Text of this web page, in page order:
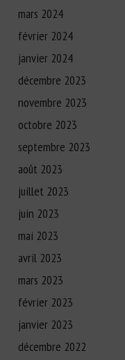
mars 2024
février 2024
janvier 2024
décembre 2023
novembre 2023
octobre 2023
septembre 2023
août 2023
juillet 2023
juin 2023
mai 2023
avril 2023
mars 2023
février 2023
janvier 2023
décembre 2022